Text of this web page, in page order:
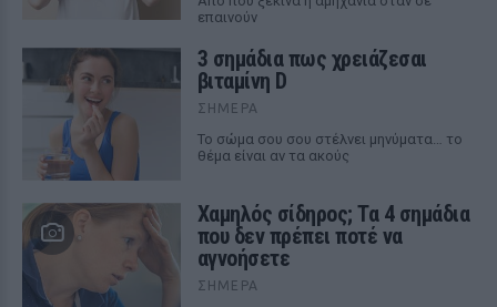
επαινούν
3 σημάδια πως χρειάζεσαι
βιταμίνη D
ΣΉΜΕΡΑ
Το σώμα σου σου στέλνει μηνύματα… το
θέμα είναι αν τα ακούς
Χαμηλός σίδηρος; Τα 4 σημάδια
που δεν πρέπει ποτέ να
αγνοήσετε
ΣΉΜΕΡΑ